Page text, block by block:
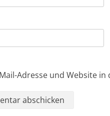
Adresse und Website